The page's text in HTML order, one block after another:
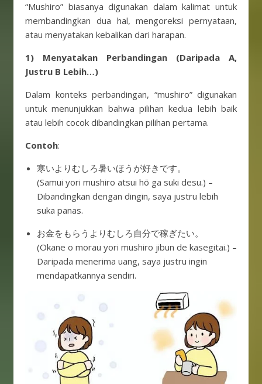
“Mushiro” biasanya digunakan dalam kalimat untuk
membandingkan dua hal, mengoreksi pernyataan,
atau menyatakan kebalikan dari harapan.
1) Menyatakan Perbandingan (Daripada A,
Justru B Lebih…)
Dalam konteks perbandingan, “mushiro” digunakan
untuk menunjukkan bahwa pilihan kedua lebih baik
atau lebih cocok dibandingkan pilihan pertama.
Contoh:
寒いよりむしろ暑いほうが好きです。
(Samui yori mushiro atsui hō ga suki desu.) –
Dibandingkan dengan dingin, saya justru lebih
suka panas.
お金をもらうよりむしろ自分で稼ぎたい。
(Okane o morau yori mushiro jibun de kasegitai.) –
Daripada menerima uang, saya justru ingin
mendapatkannya sendiri.